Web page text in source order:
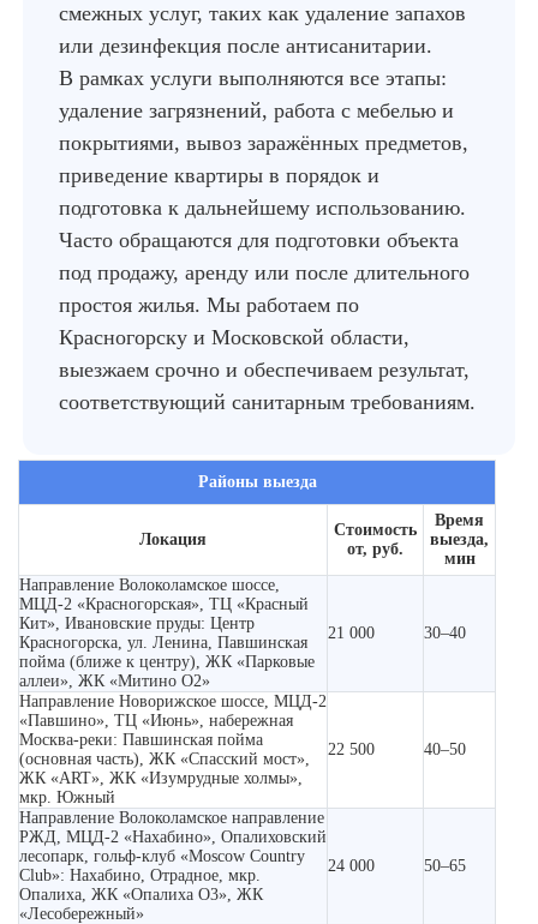
смежных услуг, таких как удаление запахов
или дезинфекция после антисанитарии.
В рамках услуги выполняются все этапы:
удаление загрязнений, работа с мебелью и
покрытиями, вывоз заражённых предметов,
приведение квартиры в порядок и
подготовка к дальнейшему использованию.
Часто обращаются для подготовки объекта
под продажу, аренду или после длительного
простоя жилья. Мы работаем по
Красногорску и Московской области,
выезжаем срочно и обеспечиваем результат,
соответствующий санитарным требованиям.
Районы выезда
Локация
Стоимость
от, руб.
Время
выезда,
мин
Направление Волоколамское шоссе,
МЦД-2 «Красногорская», ТЦ «Красный
Кит», Ивановские пруды: Центр
Красногорска, ул. Ленина, Павшинская
пойма (ближе к центру), ЖК «Парковые
аллеи», ЖК «Митино О2»
21 000 30–40
Направление Новорижское шоссе, МЦД-2
«Павшино», ТЦ «Июнь», набережная
Москва-реки: Павшинская пойма
(основная часть), ЖК «Спасский мост»,
ЖК «ART», ЖК «Изумрудные холмы»,
мкр. Южный
22 500 40–50
Направление Волоколамское направление
РЖД, МЦД-2 «Нахабино», Опалиховский
лесопарк, гольф-клуб «Moscow Country
Club»: Нахабино, Отрадное, мкр.
Опалиха, ЖК «Опалиха О3», ЖК
«Лесобережный»
24 000 50–65